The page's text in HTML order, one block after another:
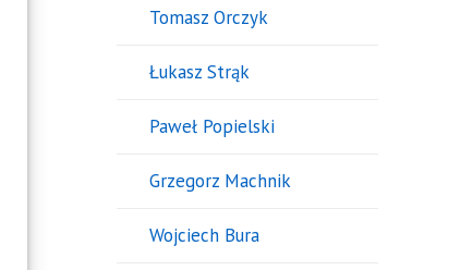
Tomasz Orczyk
Łukasz Strąk
Paweł Popielski
Grzegorz Machnik
Wojciech Bura